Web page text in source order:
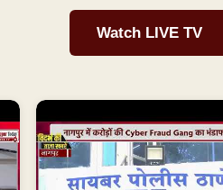
Watch LIVE TV